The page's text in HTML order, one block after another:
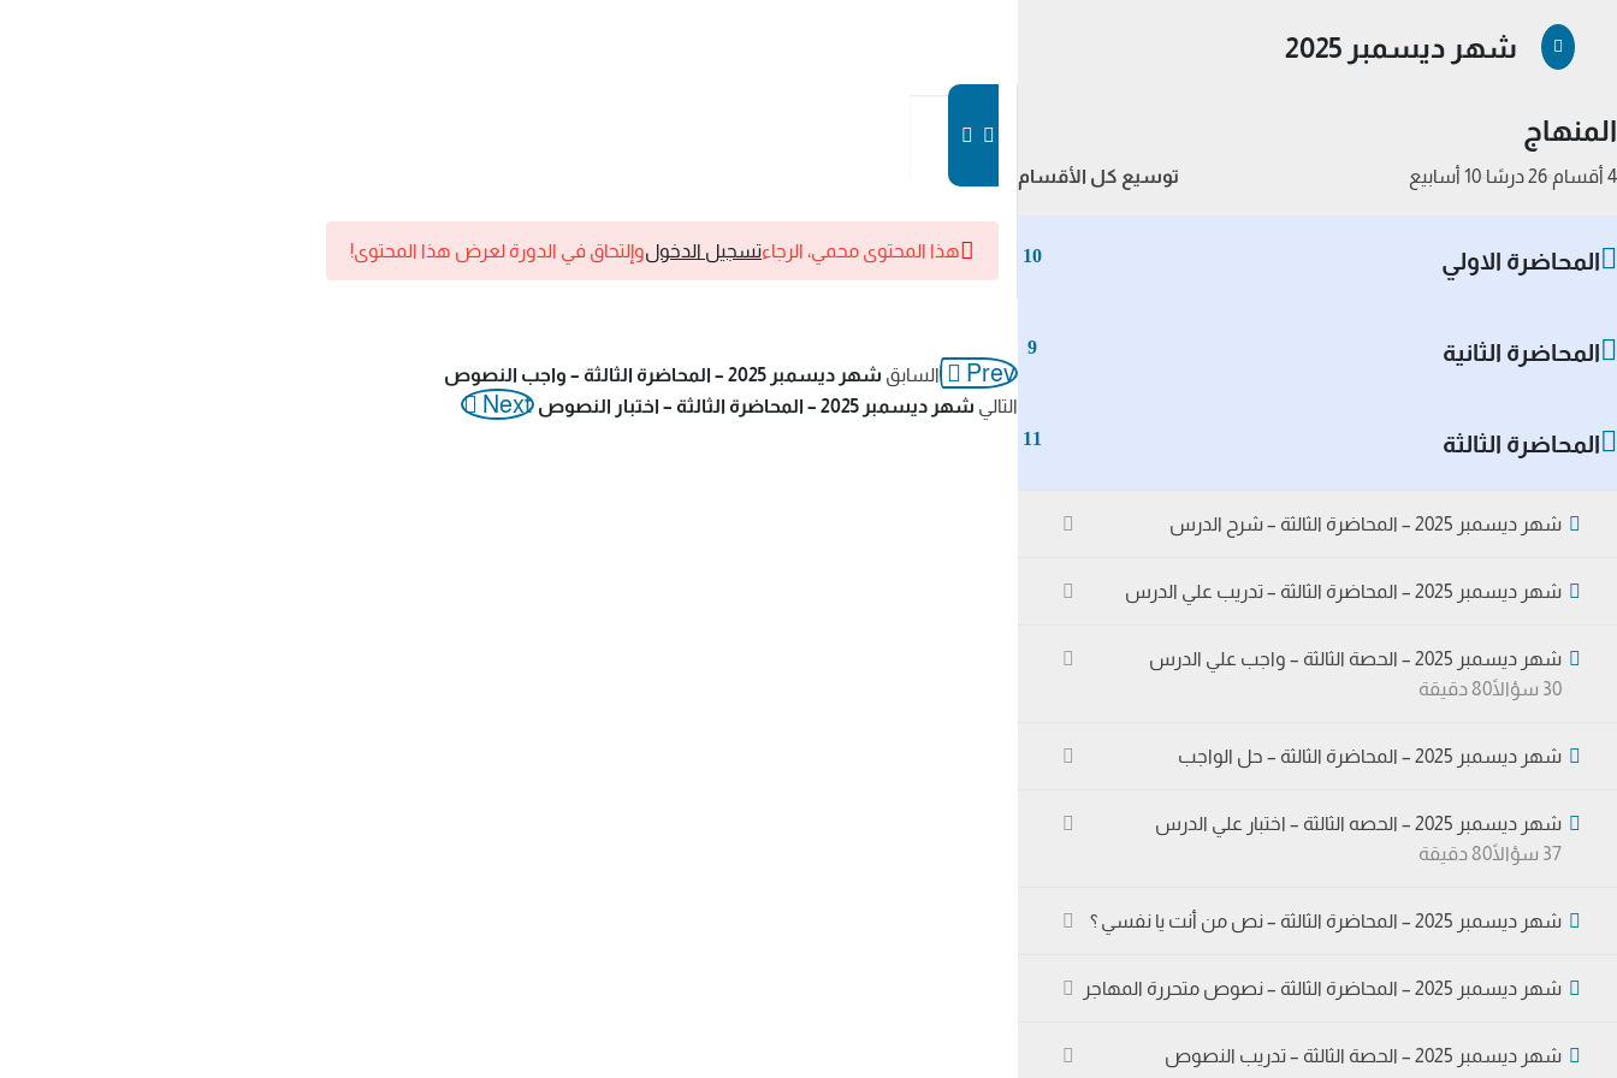
شهر ديسمبر 2025
المنهاج
4 أقسام 26 درسًا 10 أسابيع توسيع كل الأقسام
المحاضرة الاولي 10
المحاضرة الثانية 9
المحاضرة الثالثة 11
شهر ديسمبر 2025 – المحاضرة الثالثة – شرح الدرس
شهر ديسمبر 2025 – المحاضرة الثالثة – تدريب علي الدرس
شهر ديسمبر 2025 – الحصة الثالثة – واجب علي الدرس
80 دقيقة
30 سؤالًا
شهر ديسمبر 2025 – المحاضرة الثالثة – حل الواجب
شهر ديسمبر 2025 – الحصه الثالثة – اختبار علي الدرس
80 دقيقة
37 سؤالًا
شهر ديسمبر 2025 – المحاضرة الثالثة – نص من أنت يا نفسي ؟
شهر ديسمبر 2025 – المحاضرة الثالثة – نصوص متحررة المهاجر
شهر ديسمبر 2025 – الحصة الثالثة – تدريب النصوص
هذا المحتوى محمي، الرجاءتسجيل الدخولوإلتحاق في الدورة لعرض هذا المحتوى!
Prev السابق شهر ديسمبر 2025 – المحاضرة الثالثة – واجب النصوص
التالي شهر ديسمبر 2025 – المحاضرة الثالثة – اختبار النصوص Next